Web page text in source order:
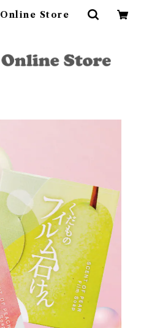
TSUKIOKA Online Store